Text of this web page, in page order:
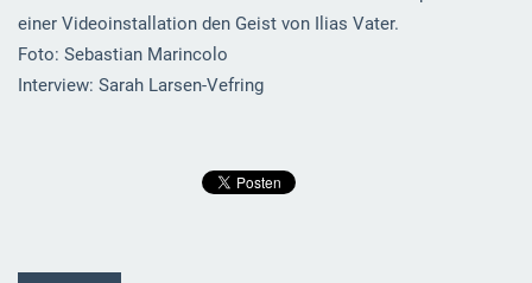
einer Videoinstallation den Geist von Ilias Vater.
Foto: Sebastian Marincolo
Interview: Sarah Larsen-Vefring